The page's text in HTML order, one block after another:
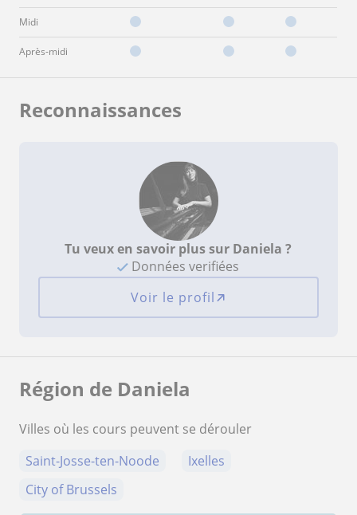
Midi
Après-midi
Reconnaissances
Tu veux en savoir plus sur Daniela ?
Données verifiées
Voir le profil
Région de Daniela
Villes où les cours peuvent se dérouler
Saint-Josse-ten-Noode
Ixelles
City of Brussels